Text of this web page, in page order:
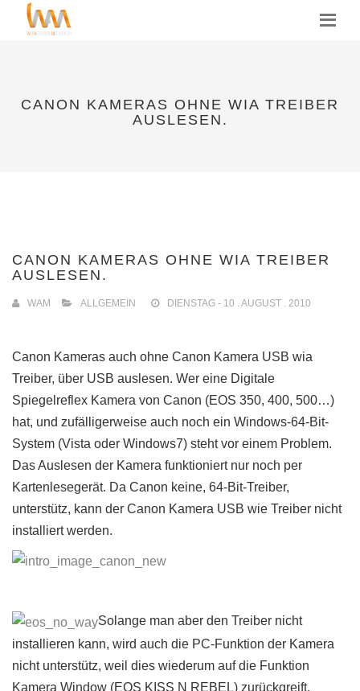
MENU
CANON KAMERAS OHNE WIA TREIBER
AUSLESEN.
CANON KAMERAS OHNE WIA TREIBER
AUSLESEN.
WAM ALLGEMEIN DIENSTAG - 10 . AUGUST . 2010
Canon Kameras auch ohne Canon Kamera USB wia
Treiber, über USB auslesen. Wer eine Digitale
Spiegelreflex Kamera von Canon (EOS 350, 400, 500…)
hat, und zufälligerweise auch noch ein Windows-64-Bit-
System (Vista oder Windows7) steht vor einem Problem.
Das Auslesen der Kamera funktioniert nur noch per
Kartenlesegerät. Da Canon keine, 64-Bit-Treiber,
unterstütz, kann der Canon Kamera USB wie Treiber nicht
installiert werden.
Solange man aber den Treiber nicht
installieren kann, wird auch die PC-Funktion der Kamera
nicht unterstütz, weil dies wiederum auf die Funktion
Kamera Window (EOS KISS N REBEL) zurückgreift.